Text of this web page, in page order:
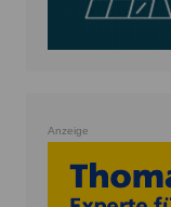
Anzeige